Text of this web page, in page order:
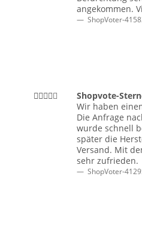
angekommen.
ShopVoter-
Shopvote-
Wir haben
Die Anfrage
wurde schnell
später die
Versand. Mit
sehr zufrieden.
ShopVoter-